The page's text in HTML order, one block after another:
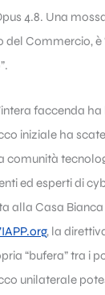
4.8. Una
del Commercio,
faccenda
iniziale ha
comunità
ed esperti di
alla Casa
, la
“bufera” tra i
unilaterale